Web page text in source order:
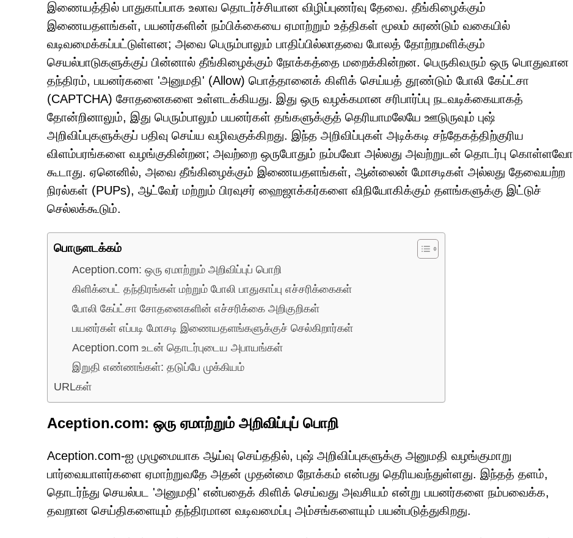
இணையத்தில் பாதுகாப்பாக உலாவ தொடர்ச்சியான விழிப்புணர்வு தேவை. தீங்கிழைக்கும்
இணையதளங்கள், பயனர்களின் நம்பிக்கையை ஏமாற்றும் உத்திகள் மூலம் சுரண்டும் வகையில்
வடிவமைக்கப்பட்டுள்ளன; அவை பெரும்பாலும் பாதிப்பில்லாதவை போலத் தோற்றமளிக்கும்
செயல்பாடுகளுக்குப் பின்னால் தீங்கிழைக்கும் நோக்கத்தை மறைக்கின்றன. பெருகிவரும் ஒரு பொதுவான
தந்திரம், பயனர்களை 'அனுமதி' (Allow) பொத்தானைக் கிளிக் செய்யத் தூண்டும் போலி கேப்ட்சா
(CAPTCHA) சோதனைகளை உள்ளடக்கியது. இது ஒரு வழக்கமான சரிபார்ப்பு நடவடிக்கையாகத்
தோன்றினாலும், இது பெரும்பாலும் பயனர்கள் தங்களுக்குத் தெரியாமலேயே ஊடுருவும் புஷ்
அறிவிப்புகளுக்குப் பதிவு செய்ய வழிவகுக்கிறது. இந்த அறிவிப்புகள் அடிக்கடி சந்தேகத்திற்குரிய
விளம்பரங்களை வழங்குகின்றன; அவற்றை ஒருபோதும் நம்பவோ அல்லது அவற்றுடன் தொடர்பு கொள்ளவோ
கூடாது. ஏனெனில், அவை தீங்கிழைக்கும் இணையதளங்கள், ஆன்லைன் மோசடிகள் அல்லது தேவையற்ற
நிரல்கள் (PUPs), ஆட்வேர் மற்றும் பிரவுசர் ஹைஜாக்கர்களை விநியோகிக்கும் தளங்களுக்கு இட்டுச்
செல்லக்கூடும்.
பொருளடக்கம்
Aception.com: ஒரு ஏமாற்றும் அறிவிப்புப் பொறி
கிளிக்பைட் தந்திரங்கள் மற்றும் போலி பாதுகாப்பு எச்சரிக்கைகள்
போலி கேப்ட்சா சோதனைகளின் எச்சரிக்கை அறிகுறிகள்
பயனர்கள் எப்படி மோசடி இணையதளங்களுக்குச் செல்கிறார்கள்
Aception.com உடன் தொடர்புடைய அபாயங்கள்
இறுதி எண்ணங்கள்: தடுப்பே முக்கியம்
URLகள்
Aception.com: ஒரு ஏமாற்றும் அறிவிப்புப் பொறி
Aception.com-ஐ முழுமையாக ஆய்வு செய்ததில், புஷ் அறிவிப்புகளுக்கு அனுமதி வழங்குமாறு
பார்வையாளர்களை ஏமாற்றுவதே அதன் முதன்மை நோக்கம் என்பது தெரியவந்துள்ளது. இந்தத் தளம்,
தொடர்ந்து செயல்பட 'அனுமதி' என்பதைக் கிளிக் செய்வது அவசியம் என்று பயனர்களை நம்பவைக்க,
தவறான செய்திகளையும் தந்திரமான வடிவமைப்பு அம்சங்களையும் பயன்படுத்துகிறது.